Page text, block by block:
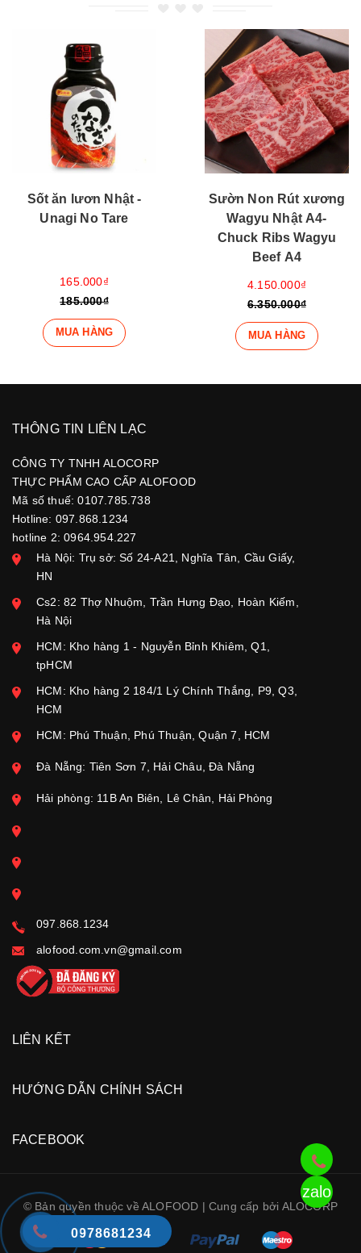
Sốt ăn lươn Nhật -
Unagi No Tare
165.000₫
185.000₫
MUA HÀNG
Sườn Non Rút xương
Wagyu Nhật A4-
Chuck Ribs Wagyu
Beef A4
4.150.000₫
6.350.000₫
MUA HÀNG
THÔNG TIN LIÊN LẠC
CÔNG TY TNHH ALOCORP
THỰC PHẨM CAO CẤP ALOFOOD
Mã số thuế: 0107.785.738
Hotline: 097.868.1234
hotline 2: 0964.954.227
Hà Nội: Trụ sở: Số 24-A21, Nghĩa Tân, Cầu Giấy,
HN
Cs2: 82 Thợ Nhuộm, Trần Hưng Đạo, Hoàn Kiếm,
Hà Nội
HCM: Kho hàng 1 - Nguyễn Bỉnh Khiêm, Q1,
tpHCM
HCM: Kho hàng 2 184/1 Lý Chính Thắng, P9, Q3,
HCM
HCM: Phú Thuận, Phú Thuận, Quận 7, HCM
Đà Nẵng: Tiên Sơn 7, Hải Châu, Đà Nẵng
Hải phòng: 11B An Biên, Lê Chân, Hải Phòng
097.868.1234
alofood.com.vn@gmail.com
LIÊN KẾT
HƯỚNG DẪN CHÍNH SÁCH
FACEBOOK
© Bản quyền thuộc về ALOFOOD | Cung cấp bởi ALOCORP
zalo
0978681234